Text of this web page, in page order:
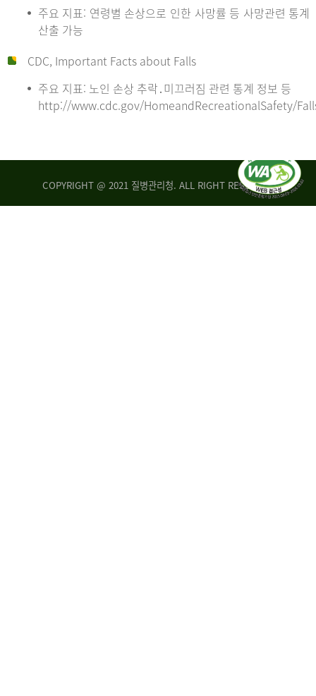
주요 지표: 연령별 손상으로 인한 사망률 등 사망관련 통계
산출 가능
CDC, Important Facts about Falls
주요 지표: 노인 손상 추락․미끄러짐 관련 통계 정보 등
http://www.cdc.gov/HomeandRecreationalSafety/
COPYRIGHT @ 2021 질병관리청. ALL RIGHT RESERVED